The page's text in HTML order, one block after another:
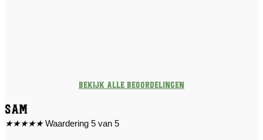
Bekijk alle beoordelingen
Sam
★★★★★ Waardering 5 van 5